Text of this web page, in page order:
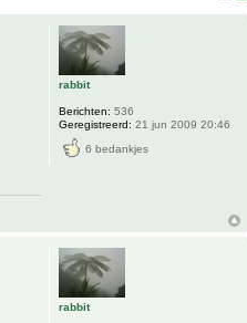
rabbit
Berichten: 536
Geregistreerd: 21 jun 2009 20:46
6 bedankjes
rabbit